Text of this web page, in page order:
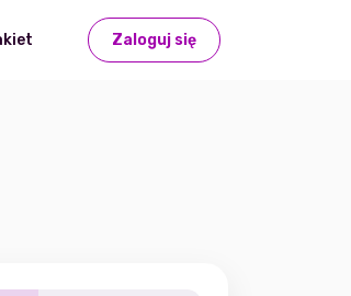
Zaloguj się